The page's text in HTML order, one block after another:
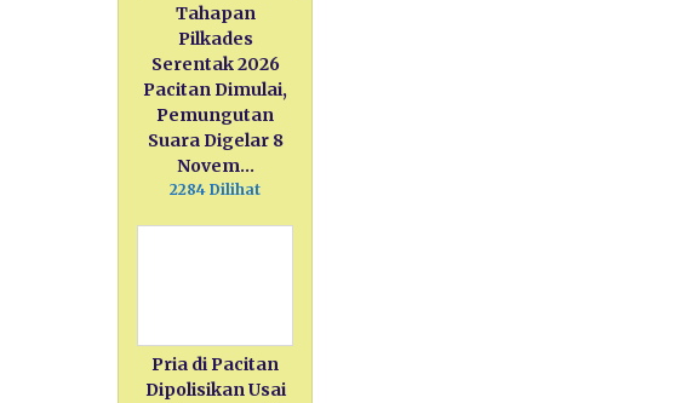
Tahapan
Pilkades
Serentak 2026
Pacitan Dimulai,
Pemungutan
Suara Digelar 8
Novem…
2284 Dilihat
Pria di Pacitan
Dipolisikan Usai